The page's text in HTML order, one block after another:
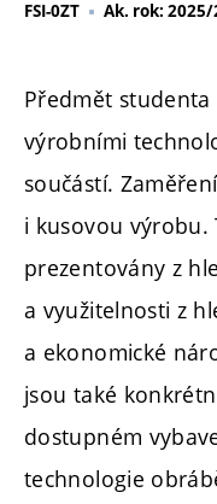
FSI-0ZT Ak. rok: 2025/
Předmět studenta
výrobními
součástí.
i kusovou výrobu.
prezentovány z
a využitelnosti z
a ekonomické
jsou také
dostupném
technologie